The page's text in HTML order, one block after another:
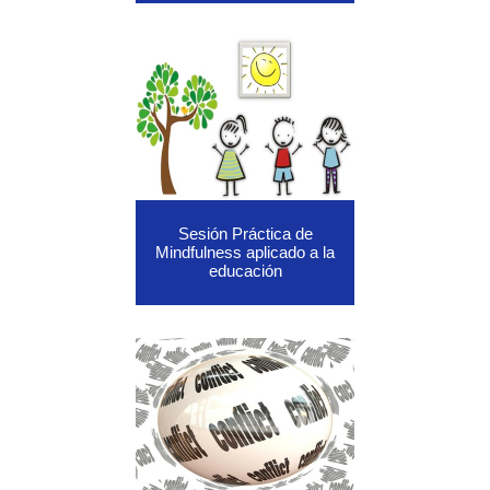
Sesión Práctica de
Mindfulness aplicado a la
educación